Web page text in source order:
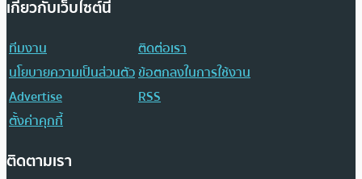
เกี่ยวกับเว็บไซต์นี้
ทีมงาน
ติดต่อเรา
นโยบายความเป็นส่วนตัวข้อตกลงในการใช้งาน
Advertise
RSS
ตั้งค่าคุกกี้
ติดตามเรา